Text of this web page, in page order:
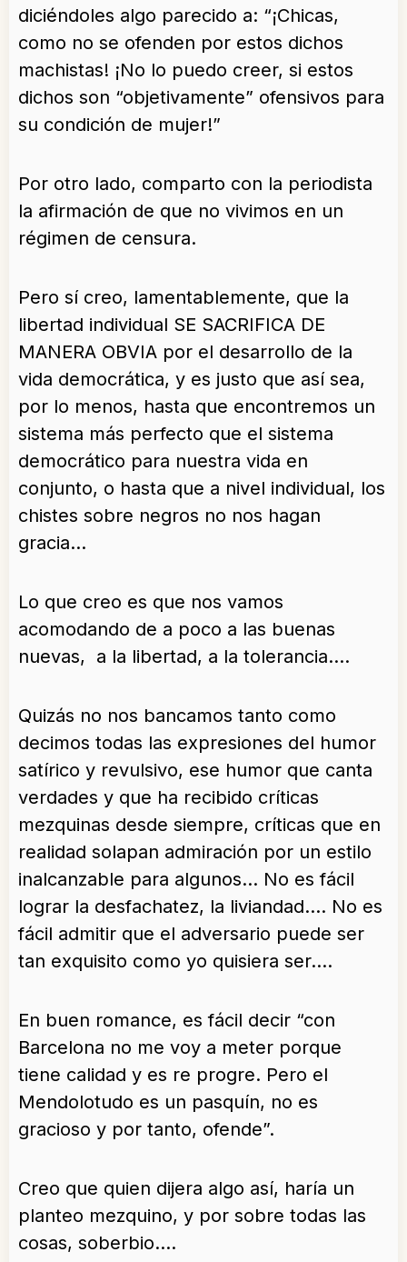
diciéndoles algo parecido a: “¡Chicas,
como no se ofenden por estos dichos
machistas! ¡No lo puedo creer, si estos
dichos son “objetivamente” ofensivos para
su condición de mujer!”
Por otro lado, comparto con la periodista
la afirmación de que no vivimos en un
régimen de censura.
Pero sí creo, lamentablemente, que la
libertad individual SE SACRIFICA DE
MANERA OBVIA por el desarrollo de la
vida democrática, y es justo que así sea,
por lo menos, hasta que encontremos un
sistema más perfecto que el sistema
democrático para nuestra vida en
conjunto, o hasta que a nivel individual, los
chistes sobre negros no nos hagan
gracia…
Lo que creo es que nos vamos
acomodando de a poco a las buenas
nuevas, a la libertad, a la tolerancia….
Quizás no nos bancamos tanto como
decimos todas las expresiones del humor
satírico y revulsivo, ese humor que canta
verdades y que ha recibido críticas
mezquinas desde siempre, críticas que en
realidad solapan admiración por un estilo
inalcanzable para algunos… No es fácil
lograr la desfachatez, la liviandad…. No es
fácil admitir que el adversario puede ser
tan exquisito como yo quisiera ser….
En buen romance, es fácil decir “con
Barcelona no me voy a meter porque
tiene calidad y es re progre. Pero el
Mendolotudo es un pasquín, no es
gracioso y por tanto, ofende”.
Creo que quien dijera algo así, haría un
planteo mezquino, y por sobre todas las
cosas, soberbio….